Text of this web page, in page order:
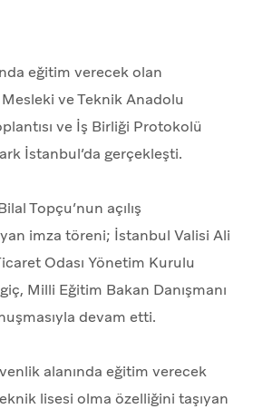
eğitim verecek olan
ve Teknik Anadolu
ve İş Birliği Protokolü
İstanbul’da gerçekleşti.
Topçu’nun açılış
imza töreni; İstanbul Valisi Ali
Odası Yönetim Kurulu
Milli Eğitim Bakan Danışmanı
devam etti.
alanında eğitim verecek
lisesi olma özelliğini taşıyan